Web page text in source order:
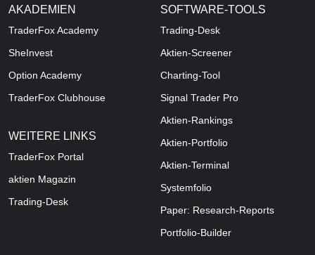
AKADEMIEN
TraderFox Academy
SheInvest
Option Academy
TraderFox Clubhouse
WEITERE LINKS
TraderFox Portal
aktien Magazin
Trading-Desk
SOFTWARE-TOOLS
Trading-Desk
Aktien-Screener
Charting-Tool
Signal Trader Pro
Aktien-Rankings
Aktien-Portfolio
Aktien-Terminal
Systemfolio
Paper: Research-Reports
Portfolio-Builder